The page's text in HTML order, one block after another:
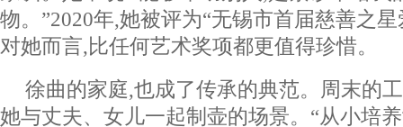
物。”2020年,她被评为“无锡市首届慈善之
对她而言,比任何艺术奖项都更值得珍惜。
徐曲的家庭,也成了传承的典范。周末的
她与丈夫、女儿一起制壶的场景。“从小培